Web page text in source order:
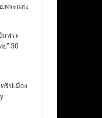
.พระแสง
นพระ
” 30
ริปเมือง